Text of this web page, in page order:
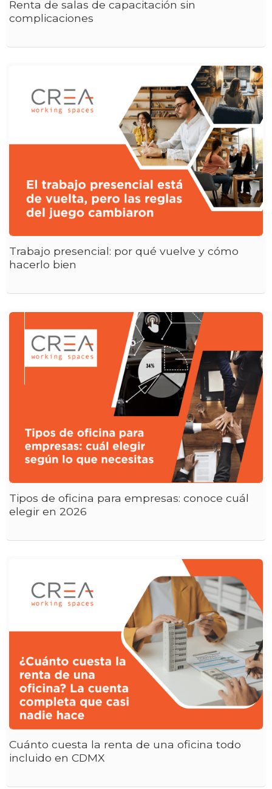
Renta de salas de capacitación sin
complicaciones
Trabajo presencial: por qué vuelve y cómo
hacerlo bien
Tipos de oficina para empresas: conoce cuál
elegir en 2026
Cuánto cuesta la renta de una oficina todo
incluido en CDMX